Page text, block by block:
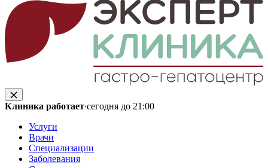
Клиника работает·сегодня до 21:00
Услуги
Врачи
Специализации
Заболевания